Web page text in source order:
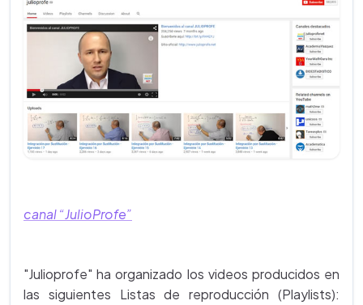
canal “JulioProfe”
"Julioprofe" ha organizado los videos producidos en
las siguientes Listas de reproducción (Playlists):